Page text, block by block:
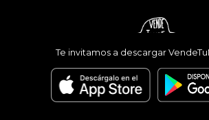
Te invitamos a descargar
© Copyright2026 -
Términos y